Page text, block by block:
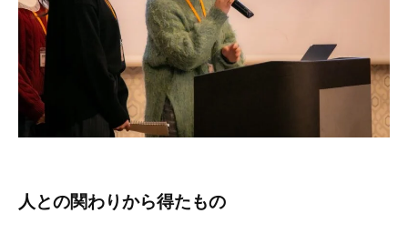
人との関わりから得たもの